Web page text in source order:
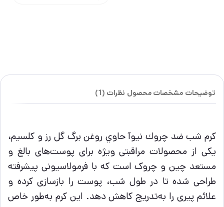
توضیحات مشخصات محصول نظرات (1)
كرم شب ضد چروك نيوآ حاوي روغن برگ گل رز و كلسيم،
یکی از محصولات مراقبتی ویژه برای پوست‌های بالغ و
مستعد چین و چروک است که با فرمولاسیونی پیشرفته
طراحی شده تا در طول شب، پوست را بازسازی کرده و
علائم پیری را به‌تدریج کاهش دهد. این کرم به‌طور خاص